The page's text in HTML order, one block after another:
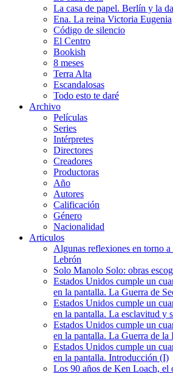
La casa de papel. Berlín y la
Ena. La reina Victoria Eugenia
Código de silencio
El Centro
Bookish
8 meses
Terra Alta
Escandalosas
Todo esto te daré
Archivo
Películas
Series
Intérpretes
Directores
Creadores
Productoras
Año
Autores
Calificación
Género
Nacionalidad
Articulos
Algunas reflexiones en torno
Lebrón
Solo Manolo Solo: obras
Estados Unidos cumple un
en la pantalla. La Guerra de
Estados Unidos cumple un
en la pantalla. La esclavitud y
Estados Unidos cumple un
en la pantalla. La Guerra de la
Estados Unidos cumple un
en la pantalla. Introducción (I)
Los 90 años de Ken Loach, el